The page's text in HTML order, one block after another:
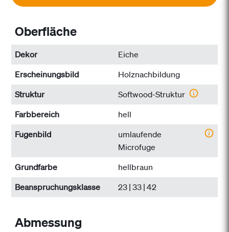
Oberfläche
Dekor
Eiche
Erscheinungsbild
Holznachbildung
Struktur
Softwood-Struktur
Farbbereich
hell
Fugenbild
umlaufende
Microfuge
Grundfarbe
hellbraun
Beanspruchungs­klasse
23 | 33 | 42
Abmessung